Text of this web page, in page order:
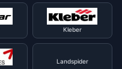
Kleber
Landspider